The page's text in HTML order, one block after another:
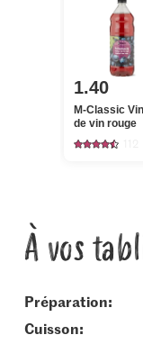
1.40
M-Classic
de vin rouge
À vos
Préparation:
cuisson: